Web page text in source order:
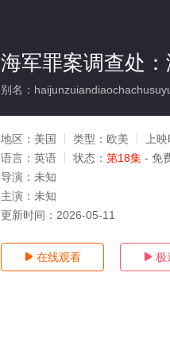
海军罪案调查处
别名：
地区： 美国 类型： 欧美 上
语言： 英语 状态： 第18集 - 免
导演： 未知
主演： 未知
更新时间： 2026-05-11
 在线观看  极